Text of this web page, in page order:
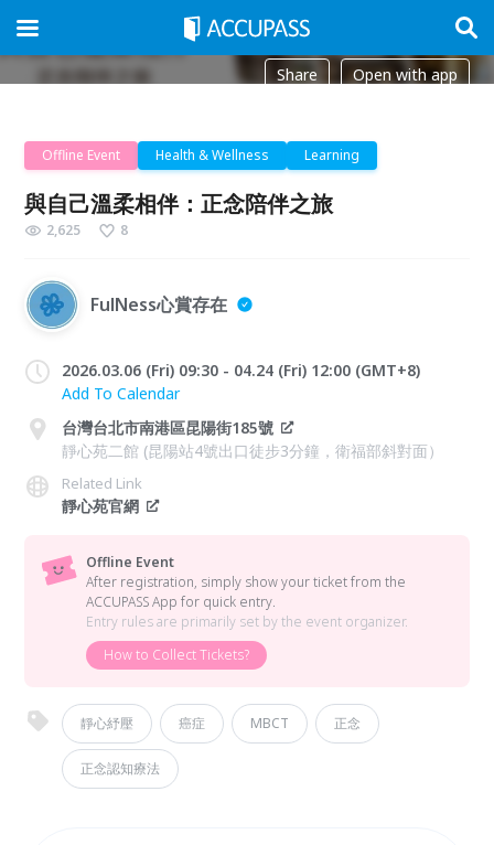
Share Open with app
Offline Event Health & Wellness Learning
與自己溫柔相伴：正念陪伴之旅
2,625 8
FulNess心賞存在
2026.03.06 (Fri) 09:30 - 04.24 (Fri) 12:00 (GMT+8)
Add To Calendar
台灣台北市南港區昆陽街185號
靜心苑二館 (昆陽站4號出口徒步3分鐘，衛福部斜對面）
Related Link
靜心苑官網
Offline Event
After registration, simply show your ticket from the
ACCUPASS App for quick entry.
Entry rules are primarily set by the event organizer.
How to Collect Tickets?
靜心紓壓 癌症 MBCT 正念
正念認知療法